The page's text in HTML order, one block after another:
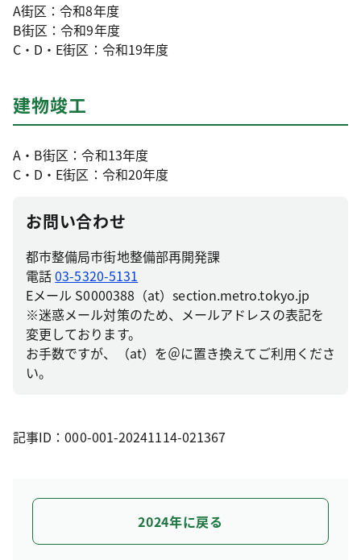
A街区：令和8年度
B街区：令和9年度
C・D・E街区：令和19年度
建物竣工
A・B街区：令和13年度
C・D・E街区：令和20年度
お問い合わせ
都市整備局市街地整備部再開発課
電話03-5320-5131
Eメール S0000388（at）section.metro.tokyo.jp
※迷惑メール対策のため、メールアドレスの表記を
変更しております。
お手数ですが、（at）を＠に置き換えてご利用くださ
い。
記事ID：000-001-20241114-021367
2024年に戻る